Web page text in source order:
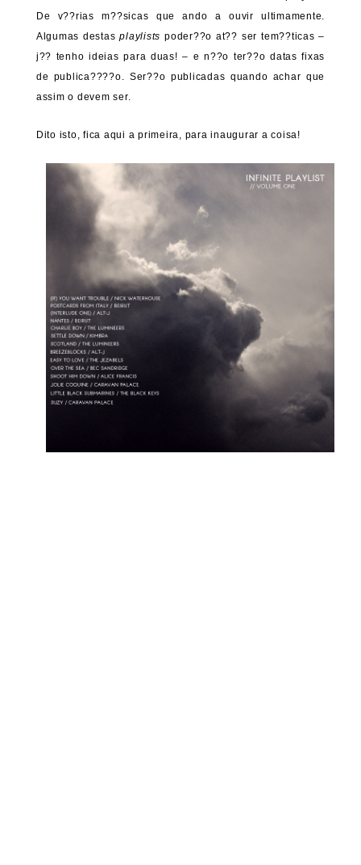
De v??rias m??sicas que ando a ouvir ultimamente.
Algumas destasplaylists poder??o at?? ser tem??ticas –
j?? tenho ideias para duas! – e n??o ter??o datas fixas
de publica????o. Ser??o publicadas quando achar que
assim o devem ser.
Dito isto, fica aqui a primeira, para inaugurar a coisa!